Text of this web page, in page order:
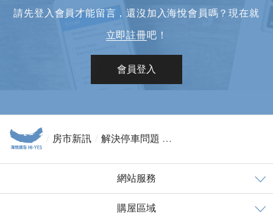
請先登入會員才能留言，還沒加入海悅會員嗎？現在就
立即註冊吧！
會員登入
房市新訊 解決停車問題 塭仔圳增2千臨時車位
網站服務
購屋區域